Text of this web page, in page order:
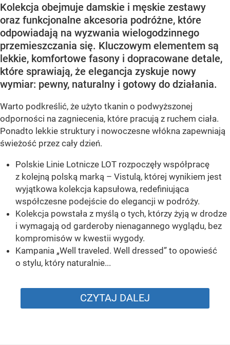
Kolekcja obejmuje damskie i męskie zestawy
oraz funkcjonalne akcesoria podróżne, które
odpowiadają na wyzwania wielogodzinnego
przemieszczania się. Kluczowym elementem są
lekkie, komfortowe fasony i dopracowane detale,
które sprawiają, że elegancja zyskuje nowy
wymiar: pewny, naturalny i gotowy do działania.
Warto podkreślić, że użyto tkanin o podwyższonej
odporności na zagniecenia, które pracują z ruchem ciała.
Ponadto lekkie struktury i nowoczesne włókna zapewniają
świeżość przez cały dzień.
Polskie Linie Lotnicze LOT rozpoczęły współpracę
z kolejną polską marką – Vistulą, której wynikiem jest
wyjątkowa kolekcja kapsułowa, redefiniująca
współczesne podejście do elegancji w podróży.
Kolekcja powstała z myślą o tych, którzy żyją w drodze
i wymagają od garderoby nienagannego wyglądu, bez
kompromisów w kwestii wygody.
Kampania „Well traveled. Well dressed” to opowieść
o stylu, który naturalnie...
CZYTAJ DALEJ